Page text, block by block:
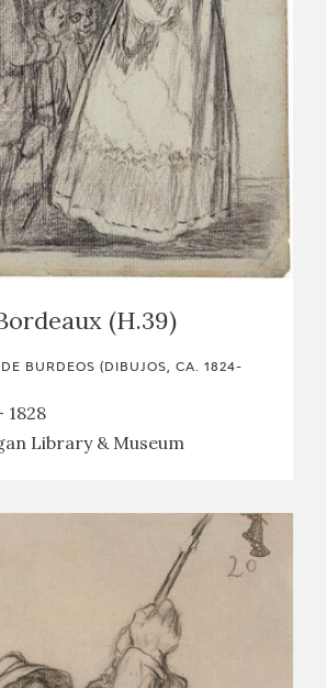
(H.39)
BURDEOS (DIBUJOS, CA. 1824-
1828
Library & Museum